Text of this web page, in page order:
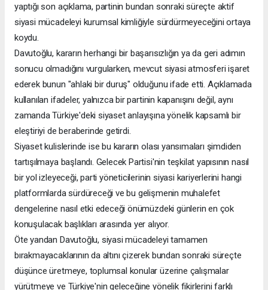
yaptığı son açıklama, partinin bundan sonraki süreçte aktif
siyasi mücadeleyi kurumsal kimliğiyle sürdürmeyeceğini ortaya
koydu.
Davutoğlu, kararın herhangi bir başarısızlığın ya da geri adımın
sonucu olmadığını vurgularken, mevcut siyasi atmosferi işaret
ederek bunun "ahlaki bir duruş" olduğunu ifade etti. Açıklamada
kullanılan ifadeler, yalnızca bir partinin kapanışını değil, aynı
zamanda Türkiye'deki siyaset anlayışına yönelik kapsamlı bir
eleştiriyi de beraberinde getirdi.
Siyaset kulislerinde ise bu kararın olası yansımaları şimdiden
tartışılmaya başlandı. Gelecek Partisi'nin teşkilat yapısının nasıl
bir yol izleyeceği, parti yöneticilerinin siyasi kariyerlerini hangi
platformlarda sürdüreceği ve bu gelişmenin muhalefet
dengelerine nasıl etki edeceği önümüzdeki günlerin en çok
konuşulacak başlıkları arasında yer alıyor.
Öte yandan Davutoğlu, siyasi mücadeleyi tamamen
bırakmayacaklarının da altını çizerek bundan sonraki süreçte
düşünce üretmeye, toplumsal konular üzerine çalışmalar
yürütmeye ve Türkiye'nin geleceğine yönelik fikirlerini farklı